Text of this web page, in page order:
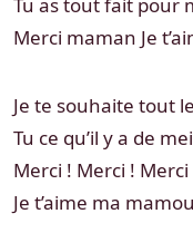
Merci maman Je
Je te souhaite tout
Tu ce qu’il y a de
Merci ! Merci ! Merci
Je t’aime ma